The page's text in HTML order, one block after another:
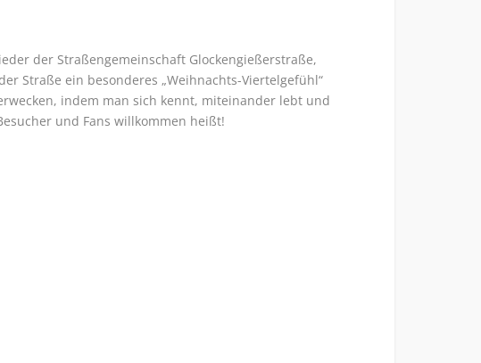
der Straßengemeinschaft Glockengießerstraße,
Straße ein besonderes „Weihnachts-Viertelgefühl“
indem man sich kennt, miteinander lebt und
und Fans willkommen heißt!